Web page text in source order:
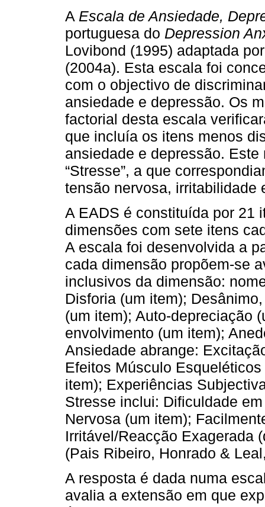
A Escala de Ansiedade,
portuguesa do Depression
Lovibond (1995) adaptada
(2004a). Esta escala foi
com o objectivo de
ansiedade e depressão. Os
factorial desta escala
que incluía os itens menos
ansiedade e depressão.
“Stresse”, a que
tensão nervosa, irritabilidade
A EADS é constituída por 21
dimensões com sete itens
A escala foi desenvolvida a
cada dimensão propõem-se
inclusivos da dimensão:
Disforia (um item);
(um item); Auto-depreciação
envolvimento (um item);
Ansiedade abrange:
Efeitos Músculo
item); Experiências
Stresse inclui: Dificuldade
Nervosa (um item);
Irritável/Reacção Exagerada
(Pais Ribeiro, Honrado &
A resposta é dada numa
avalia a extensão em que